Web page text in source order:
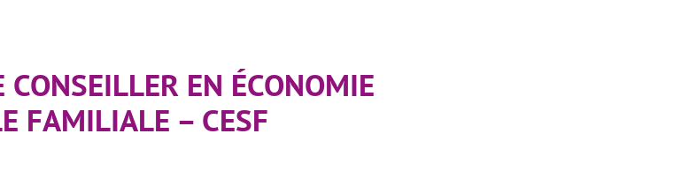
EN ÉCONOMIE
FAMILIALE – CESF